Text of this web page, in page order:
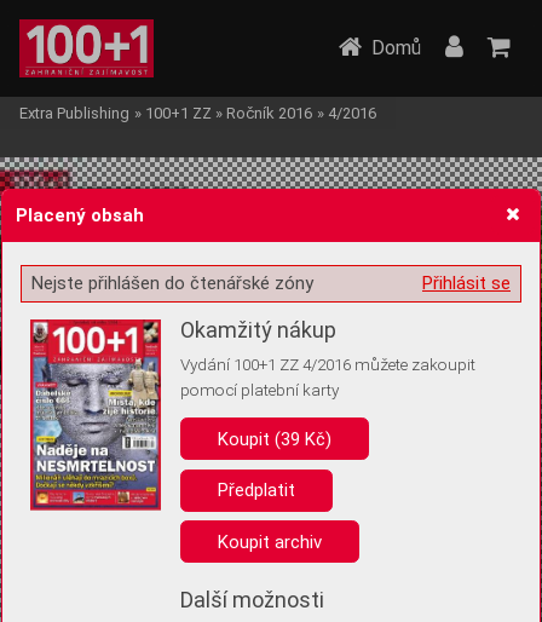
Žádost o souhlas s ukládáním volitelných informací
Pro základní fungování webu nepotřebujeme ukládat žádné informace
(tzv. cookies apod.). Rádi bychom vás ale požádali o souhlas s
uložením volitelných informací:
Anonymní unikátní ID
Díky němu příště poznáme, že se jedná o stejné zařízení, a
Identifikátor je zcela anonymní.
Domů
Extra Publishing » 100+1 ZZ » Ročník 2016 » 4/2016
Placený obsah
Přihlásit se
Nejste přihlášen do čtenářské zóny
Okamžitý nákup
Vydání 100+1 ZZ 4/2016 můžete zakoupit
pomocí platební karty
Koupit (39 Kč)
Předplatit
Koupit archiv
Další možnosti